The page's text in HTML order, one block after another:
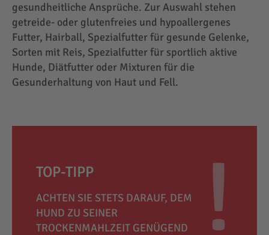
gesundheitliche Ansprüche. Zur Auswahl stehen
getreide- oder glutenfreies und hypoallergenes
Futter, Hairball, Spezialfutter für gesunde Gelenke,
Sorten mit Reis, Spezialfutter für sportlich aktive
Hunde, Diätfutter oder Mixturen für die
Gesunderhaltung von Haut und Fell.
TOP-TIPP
ACHTEN SIE STETS DARAUF, DEM
HUND ZU SEINER
TROCKENMAHLZEIT GENÜGEND